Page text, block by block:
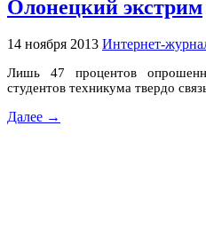
Олонецкий экстрим
14 ноября 2013 Интернет-
Лишь 47 процентов
студентов техникума твердо
Далее →